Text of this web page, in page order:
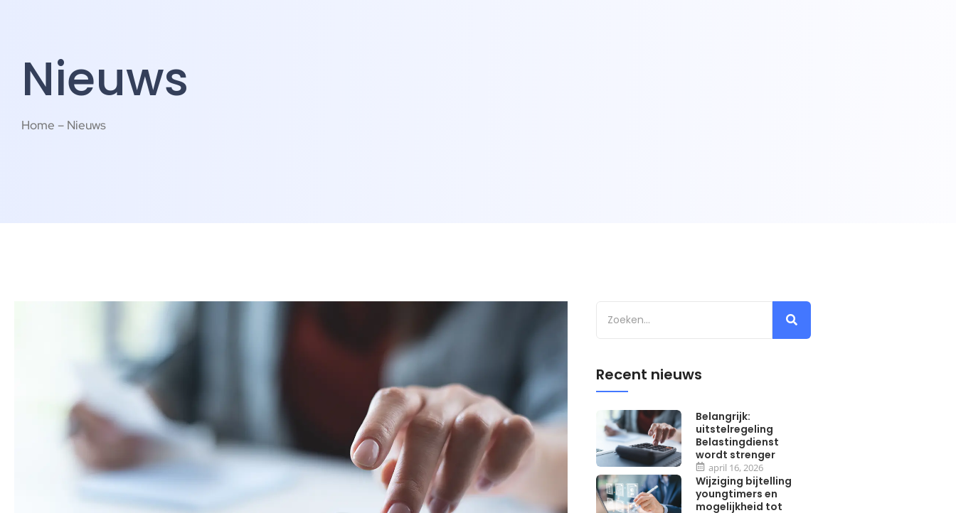
Nieuws
Home – Nieuws
Recent nieuws
Belangrijk:
uitstelregeling
Belastingdienst
wordt strenger
april 16, 2026
Wijziging bijtelling
youngtimers en
mogelijkheid tot